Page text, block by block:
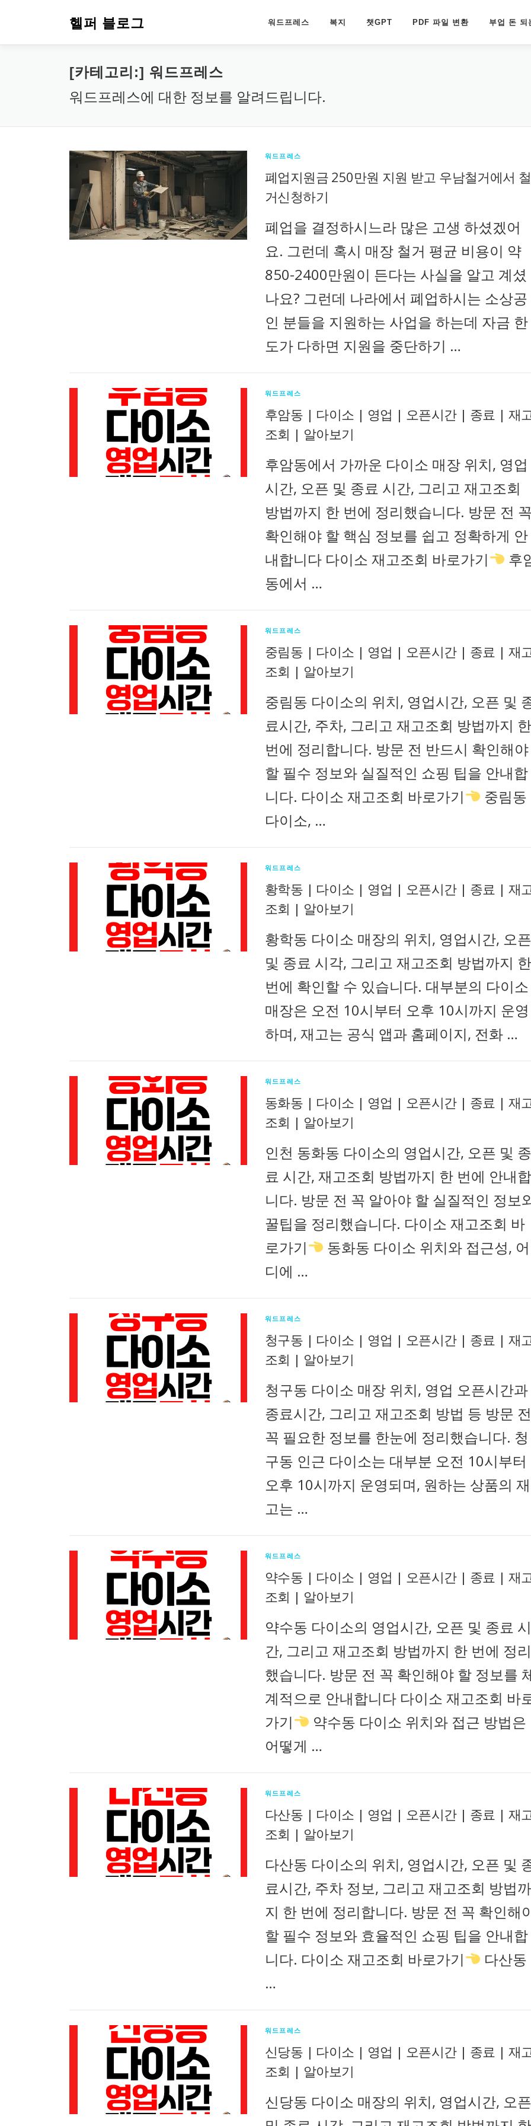
로
헬퍼 블로그 워드프레스 복지 챗GPT PDF 파일 변환 부업 돈 되
[카테고리:] 워드프레스
워드프레스에 대한 정보를 알려드립니다.
워드프레스
폐업지원금 250만원 지원 받고 우남철거에서 철
거신청하기
폐업을 결정하시느라 많은 고생 하셨겠어
요. 그런데 혹시 매장 철거 평균 비용이 약
850-2400만원이 든다는 사실을 알고 계셨
나요? 그런데 나라에서 폐업하시는 소상공
인 분들을 지원하는 사업을 하는데 자금 한
도가 다하면 지원을 중단하기 …
워드프레스
후암동 | 다이소 | 영업 | 오픈시간 | 종료 | 재
조회 | 알아보기
후암동에서 가까운 다이소 매장 위치, 영업
시간, 오픈 및 종료 시간, 그리고 재고조회
방법까지 한 번에 정리했습니다. 방문 전 꼭
확인해야 할 핵심 정보를 쉽고 정확하게 안
내합니다 다이소 재고조회 바로가기
후
동에서 …
워드프레스
중림동 | 다이소 | 영업 | 오픈시간 | 종료 | 재
조회 | 알아보기
중림동 다이소의 위치, 영업시간, 오픈 및
료시간, 주차, 그리고 재고조회 방법까지 한
번에 정리합니다. 방문 전 반드시 확인해야
할 필수 정보와 실질적인 쇼핑 팁을 안내합
니다. 다이소 재고조회 바로가기
중림동
다이소, …
워드프레스
황학동 | 다이소 | 영업 | 오픈시간 | 종료 | 재
조회 | 알아보기
황학동 다이소 매장의 위치, 영업시간, 오픈
및 종료 시각, 그리고 재고조회 방법까지 한
번에 확인할 수 있습니다. 대부분의 다이소
매장은 오전 10시부터 오후 10시까지 운영
하며, 재고는 공식 앱과 홈페이지, 전화 …
워드프레스
동화동 | 다이소 | 영업 | 오픈시간 | 종료 | 재
조회 | 알아보기
인천 동화동 다이소의 영업시간, 오픈 및 종
료 시간, 재고조회 방법까지 한 번에 안내합
니다. 방문 전 꼭 알아야 할 실질적인 정보
꿀팁을 정리했습니다. 다이소 재고조회 바
로가기
동화동 다이소 위치와 접근성, 어
디에 …
워드프레스
청구동 | 다이소 | 영업 | 오픈시간 | 종료 | 재
조회 | 알아보기
청구동 다이소 매장 위치, 영업 오픈시간과
종료시간, 그리고 재고조회 방법 등 방문 전
꼭 필요한 정보를 한눈에 정리했습니다. 청
구동 인근 다이소는 대부분 오전 10시부터
오후 10시까지 운영되며, 원하는 상품의 재
고는 …
워드프레스
약수동 | 다이소 | 영업 | 오픈시간 | 종료 | 재
조회 | 알아보기
약수동 다이소의 영업시간, 오픈 및 종료 시
간, 그리고 재고조회 방법까지 한 번에 정리
했습니다. 방문 전 꼭 확인해야 할 정보를
계적으로 안내합니다 다이소 재고조회 바
가기
약수동 다이소 위치와 접근 방법은
어떻게 …
워드프레스
다산동 | 다이소 | 영업 | 오픈시간 | 종료 | 재
조회 | 알아보기
다산동 다이소의 위치, 영업시간, 오픈 및
료시간, 주차 정보, 그리고 재고조회 방법까
지 한 번에 정리합니다. 방문 전 꼭 확인해
할 필수 정보와 효율적인 쇼핑 팁을 안내합
니다. 다이소 재고조회 바로가기
다산동
…
워드프레스
신당동 | 다이소 | 영업 | 오픈시간 | 종료 | 재
조회 | 알아보기
신당동 다이소 매장의 위치, 영업시간, 오픈